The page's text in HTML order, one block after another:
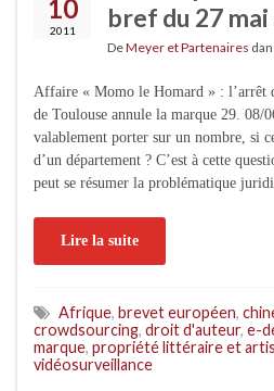
10
2011
bref du 27 mai
DeMeyer et Partenaires
Affaire « Momo le Homard » : l’arrêt
de Toulouse annule la marque 29. 08/
valablement porter sur un nombre, si
d’un département ? C’est à cette
peut se résumer la problématique
Lire la suite
Afrique, brevet européen,
crowdsourcing, droit d'auteur, e-
marque, propriété littéraire et
vidéosurveillance